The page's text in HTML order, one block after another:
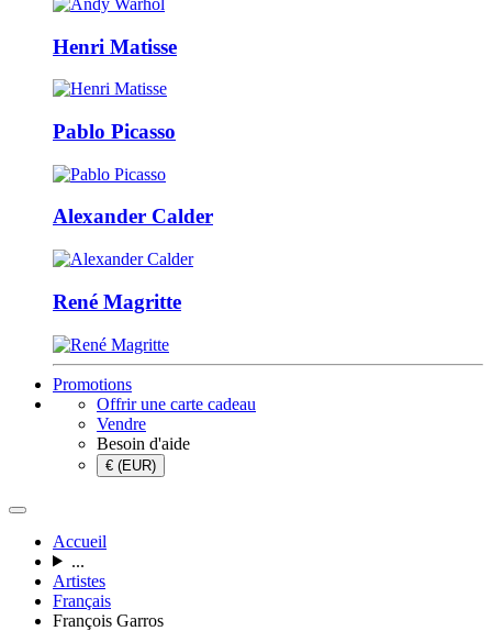
Henri Matisse
Pablo Picasso
Alexander Calder
René Magritte
Promotions
Offrir une carte cadeau
Vendre
Besoin d'aide
€ (EUR)
Accueil
...
Artistes
Français
François Garros